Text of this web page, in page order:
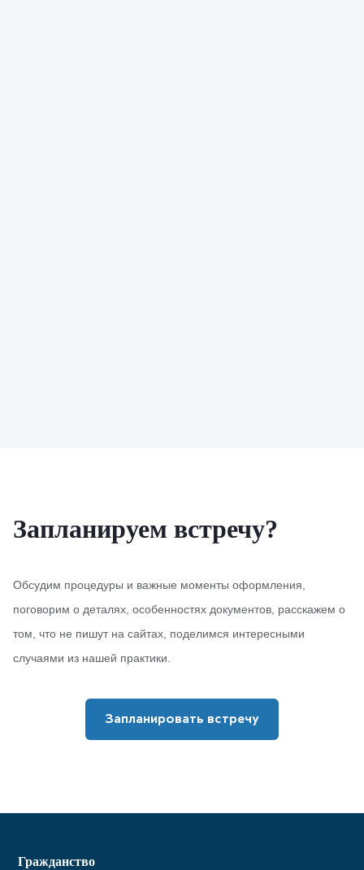
Запланируем встречу?
Обсудим процедуры и важные моменты оформления,
поговорим о деталях, особенностях документов, расскажем о
том, что не пишут на сайтах, поделимся интересными
случаями из нашей практики.
Запланировать встречу
Гражданство